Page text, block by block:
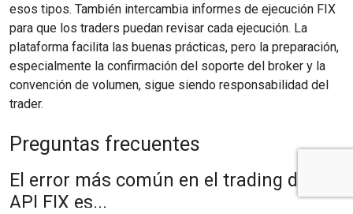
esos tipos. También intercambia informes de ejecución FIX
para que los traders puedan revisar cada ejecución. La
plataforma facilita las buenas prácticas, pero la preparación,
especialmente la confirmación del soporte del broker y la
convención de volumen, sigue siendo responsabilidad del
trader.
Preguntas frecuentes
El error más común en el trading de la
API FIX es...